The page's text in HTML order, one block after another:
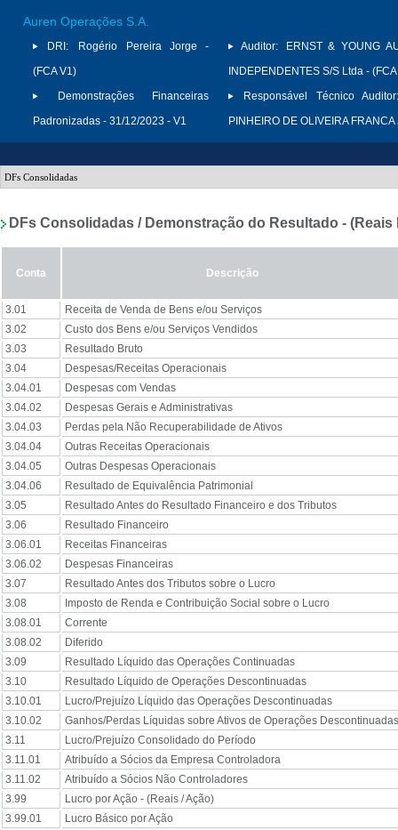
Auren Operações S.A.
DRI:
Rogério Pereira Jorge -
(FCA V1)
Demonstrações Financeiras
Padronizadas - 31/12/2023 - V1
Auditor:
ERNST & YOUNG
INDEPENDENTES S/S Ltda -
Responsável Técnico
PINHEIRO DE OLIVEIRA